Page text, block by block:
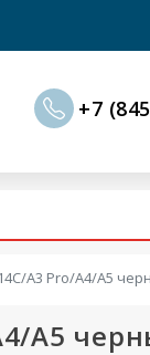
+7
A3 Pro/A4/A5
A5